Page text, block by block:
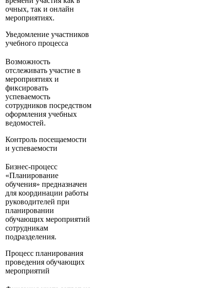
очных, так и онлайн
мероприятиях.
Уведомление участников
учебного процесса
Возможность
отслеживать участие в
мероприятиях и
фиксировать
успеваемость
сотрудников посредством
оформления учебных
ведомостей.
Контроль посещаемости
и успеваемости
Бизнес-процесс
«Планирование
обучения» предназначен
для координации работы
руководителей при
планировании
обучающих мероприятий
сотрудникам
подразделения.
Процесс планирования
проведения обучающих
мероприятий